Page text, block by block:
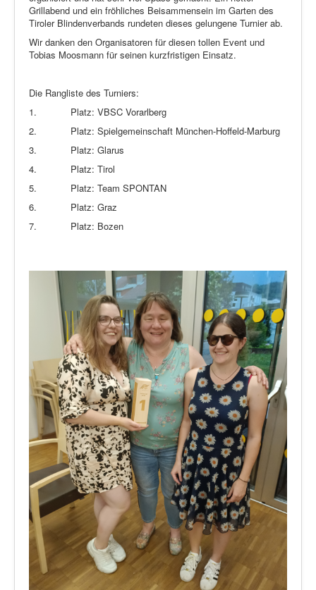
Grillabend und ein fröhliches Beisammensein im Garten des
Tiroler Blindenverbands rundeten dieses gelungene Turnier ab.
Wir danken den Organisatoren für diesen tollen Event und
Tobias Moosmann für seinen kurzfristigen Einsatz.
Die Rangliste des Turniers:
1.
Platz: VBSC Vorarlberg
2.
Platz: Spielgemeinschaft München-Hoffeld-Marburg
3.
Platz: Glarus
4.
Platz: Tirol
5.
Platz: Team SPONTAN
6.
Platz: Graz
7.
Platz: Bozen